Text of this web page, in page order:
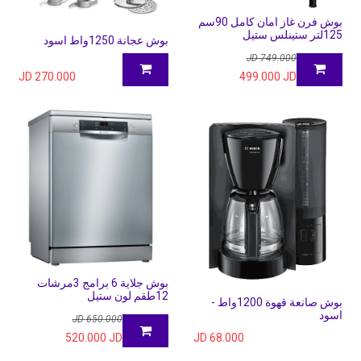
بوش فرن غاز امان كامل 90سم
125لتر ستينلس ستيل
749.000
JD
499.000 JD
بوش عجانة 1250واط اسود
270.000
بوش صانعة قهوة 1200واط -
اسود
68.000
بوش جلاية 6 برامج 3مرشات
12طقم لون ستيل
650.000
JD
520.000 JD